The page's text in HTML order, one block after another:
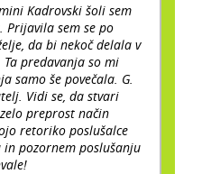
Kadrovski šoli sem
Prijavila sem se po
da bi nekoč delala v
predavanja so mi
samo še povečala. G.
Vidi se, da stvari
preprost način
retoriko poslušalce
pozornem poslušanju